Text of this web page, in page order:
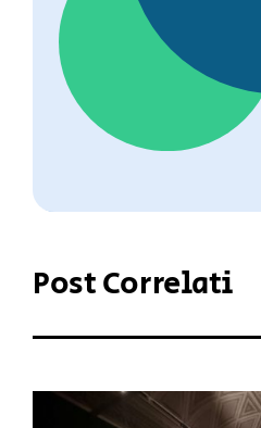
Post Correlati